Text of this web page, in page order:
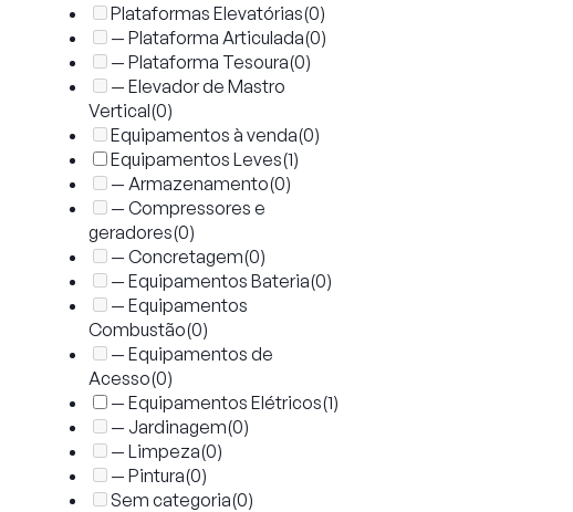
Plataformas Elevatórias(0)
— Plataforma Articulada(0)
— Plataforma Tesoura(0)
— Elevador de Mastro
Vertical(0)
Equipamentos à venda(0)
Equipamentos Leves(1)
— Armazenamento(0)
— Compressores e
geradores(0)
— Concretagem(0)
— Equipamentos Bateria(0)
— Equipamentos
Combustão(0)
— Equipamentos de
Acesso(0)
— Equipamentos Elétricos(1)
— Jardinagem(0)
— Limpeza(0)
— Pintura(0)
Sem categoria(0)